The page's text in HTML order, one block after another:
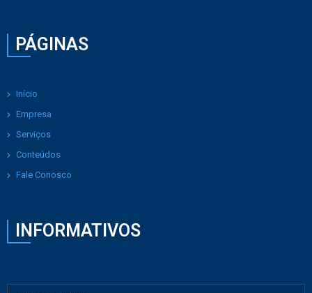
PÁGINAS
Início
Empresa
Serviços
Conteúdos
Fale Conosco
INFORMATIVOS